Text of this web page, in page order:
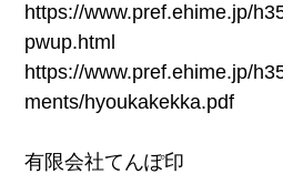
https://www.pref.ehime.jp/
pwup.html
https://www.pref.ehime.jp/
ments/hyoukakekka.pdf
有限会社てんぽ印